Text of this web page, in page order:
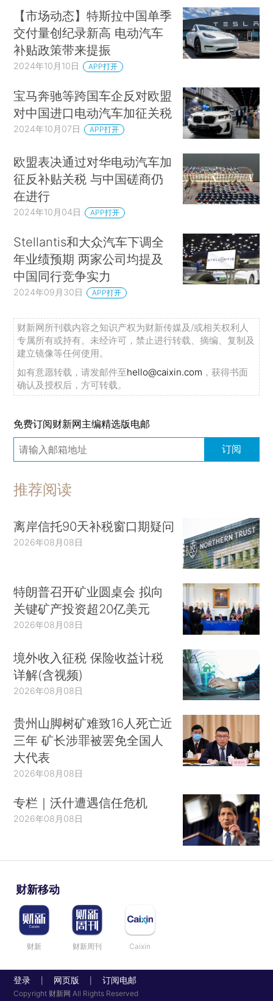
【市场动态】特斯拉中国单季
交付量创纪录新高 电动汽车
补贴政策带来提振
2024年10月10日 APP打开
宝马奔驰等跨国车企反对欧盟
对中国进口电动汽车加征关税
2024年10月07日 APP打开
欧盟表决通过对华电动汽车加
征反补贴关税 与中国磋商仍
在进行
2024年10月04日 APP打开
Stellantis和大众汽车下调全
年业绩预期 两家公司均提及
中国同行竞争实力
2024年09月30日 APP打开
财新网所刊载内容之知识产权为财新传媒及/或相关权利人
专属所有或持有。未经许可，禁止进行转载、摘编、复制及
建立镜像等任何使用。
如有意愿转载，请发邮件至hello@caixin.com ，获得书面
确认及授权后，方可转载。
免费订阅财新网主编精选版电邮
订阅
推荐阅读
离岸信托90天补税窗口期疑问
2026年08月08日
特朗普召开矿业圆桌会 拟向
关键矿产投资超20亿美元
2026年08月08日
境外收入征税 保险收益计税
详解(含视频)
2026年08月08日
贵州山脚树矿难致16人死亡近
三年 矿长涉罪被罢免全国人
大代表
2026年08月08日
专栏｜沃什遭遇信任危机
2026年08月08日
财新移动
财新 财新周刊 Caixin
登录 网页版 订阅电邮
Copyright 财新网 All Rights Reserved